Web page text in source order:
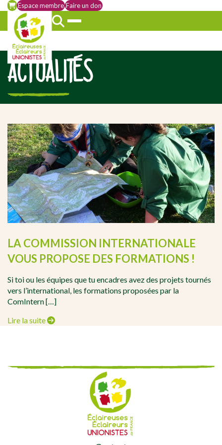
Espace membre Faire un don
ACTUALITÉS
LA COMMISSION INTERNATIONALE
VOUS PROPOSE DES FORMATIONS !
Si toi ou les équipes que tu encadres avez des projets tournés
vers l’international, les formations proposées par la
ComIntern […]
Lire la suite